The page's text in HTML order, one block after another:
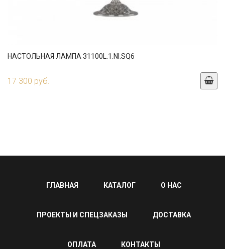
НАСТОЛЬНАЯ ЛАМПА 31100L.1.NI.SQ6
17 300 руб.
ГЛАВНАЯ КАТАЛОГ О НАС
ПРОЕКТЫ И СПЕЦЗАКАЗЫ ДОСТАВКА
ОПЛАТА КОНТАКТЫ